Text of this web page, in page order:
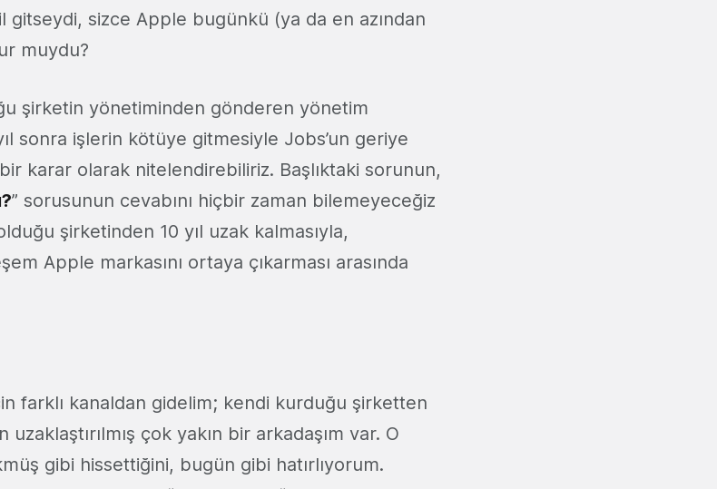
gitseydi, sizce Apple bugünkü (ya da en azından
muydu?
şirketin yönetiminden gönderen yönetim
sonra işlerin kötüye gitmesiyle Jobs’un geriye
karar olarak nitelendirebiliriz. Başlıktaki sorunun,
” sorusunun cevabını hiçbir zaman bilemeyeceğiz
şirketinden 10 yıl uzak kalmasıyla,
Apple markasını ortaya çıkarması arasında
farklı kanaldan gidelim; kendi kurduğu şirketten
çok yakın bir arkadaşım var. O
gibi hissettiğini, bugün gibi hatırlıyorum.